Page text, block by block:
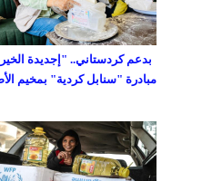
بدعم كردستاني.. "إجديدة
مبادرة "سنابل كردية" بمخيم